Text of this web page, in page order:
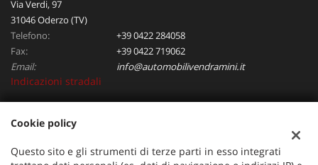
Via Verdi, 97
31046 Oderzo (TV)
Telefono:
+39 0422 284058
Fax:
+39 0422 719062
Email:
info@automobilivendramini.it
Indicazioni stradali
Dati fiscali:
Automobili Vendramini srl
Cookie policy
Questo sito e gli strumenti di terze parti in esso integrati